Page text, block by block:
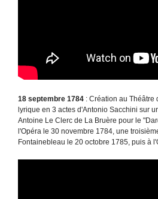
18 septembre 1784 : Création au Théâtre
lyrique en 3 actes d'Antonio Sacchini sur
Antoine Le Clerc de La Bruère pour le
l'Opéra le 30 novembre 1784, une
Fontainebleau le 20 octobre 1785, puis à